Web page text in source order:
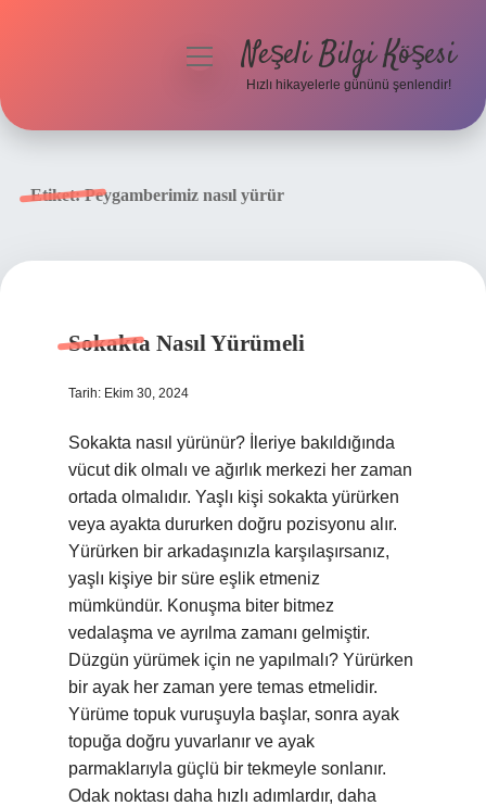
menüyüNeşeli Bilgi Köşesi
Hızlı hikayelerle gününü şenlendir!
Etiket:Peygamberimiz nasıl yürür
Sokakta Nasıl Yürümeli
Tarih: Ekim 30, 2024
Sokakta nasıl yürünür? İleriye bakıldığında
vücut dik olmalı ve ağırlık merkezi her zaman
ortada olmalıdır. Yaşlı kişi sokakta yürürken
veya ayakta dururken doğru pozisyonu alır.
Yürürken bir arkadaşınızla karşılaşırsanız,
yaşlı kişiye bir süre eşlik etmeniz
mümkündür. Konuşma biter bitmez
vedalaşma ve ayrılma zamanı gelmiştir.
Düzgün yürümek için ne yapılmalı? Yürürken
bir ayak her zaman yere temas etmelidir.
Yürüme topuk vuruşuyla başlar, sonra ayak
topuğa doğru yuvarlanır ve ayak
parmaklarıyla güçlü bir tekmeyle sonlanır.
Odak noktası daha hızlı adımlardır, daha